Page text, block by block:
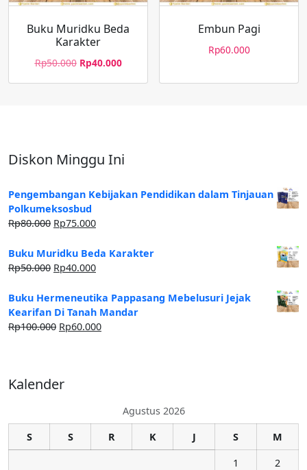
Buku Muridku Beda
Karakter
Rp50.000 Rp40.000
Embun Pagi
Rp60.000
Diskon Minggu Ini
Pengembangan Kebijakan Pendidikan dalam Tinjauan
Polkumeksosbud
Rp80.000 Rp75.000
Buku Muridku Beda Karakter
Rp50.000 Rp40.000
Buku Hermeneutika Pappasang Mebelusuri Jejak
Kearifan Di Tanah Mandar
Rp100.000 Rp60.000
Kalender
Agustus 2026
S
S R K J S
M
1
2